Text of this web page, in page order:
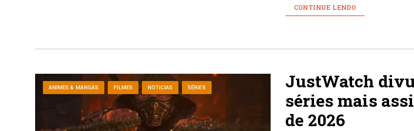
CONTINUE LENDO
ANIMES & MANGÁS FILMES NOTICIAS SÉRIES
JustWatch
séries mais
de 2026